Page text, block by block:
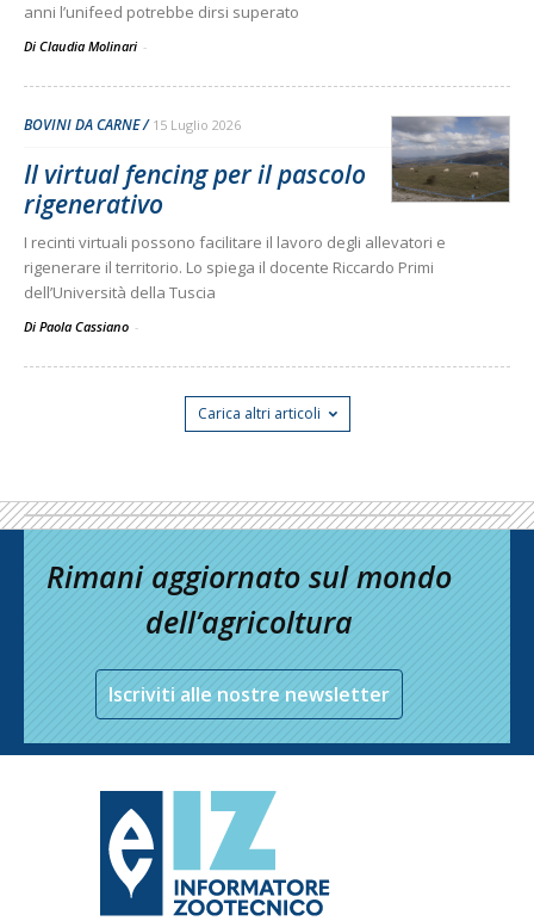
anni l’unifeed potrebbe dirsi superato
Di Claudia Molinari -
BOVINI DA CARNE 15 Luglio 2026
Il virtual fencing per il pascolo
rigenerativo
I recinti virtuali possono facilitare il lavoro degli allevatori e
rigenerare il territorio. Lo spiega il docente Riccardo Primi
dell’Università della Tuscia
Di Paola Cassiano -
Carica altri articoli
Rimani aggiornato sul mondo
dell’agricoltura
Iscriviti alle nostre newsletter